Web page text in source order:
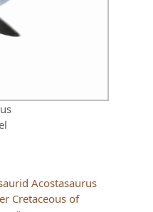
Acostasaurus
Cretaceous of